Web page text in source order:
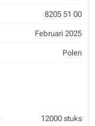
8205 51 00
Februari 2025
Polen
12000 stuks